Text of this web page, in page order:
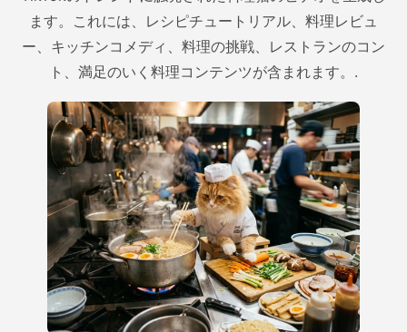
ます。これには、レシピチュートリアル、料理レビュ
ー、キッチンコメディ、料理の挑戦、レストランのコン
ト、満足のいく料理コンテンツが含まれます。.